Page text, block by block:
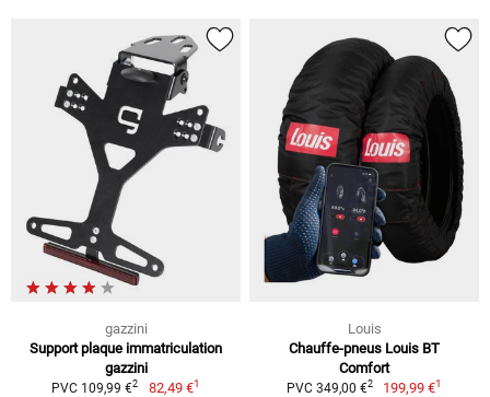
gazzini
Support plaque immatriculation
gazzini
PVC 109,99 €2 82,49 €1
Louis
Chauffe-pneus Louis BT
Comfort
PVC 349,00 €2 199,99 €1